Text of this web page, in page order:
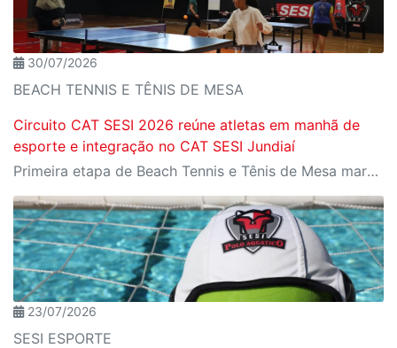
30/07/2026
BEACH TENNIS E TÊNIS DE MESA
Circuito CAT SESI 2026 reúne atletas em manhã de
esporte e integração no CAT SESI Jundiaí
Primeira etapa de Beach Tennis e Tênis de Mesa marcou o início da temporada com disputas emocionantes, promovendo integração e espírito esportivo entre os participantes.
23/07/2026
SESI ESPORTE